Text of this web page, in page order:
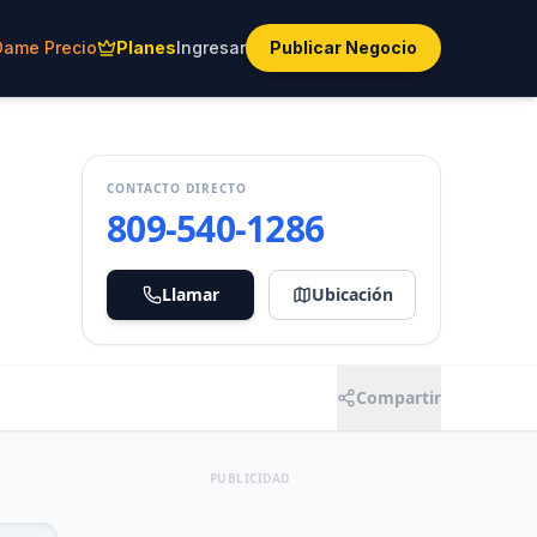
Precio PlanesIngresar Publicar Negocio
CONTACTO DIRECTO
809-540-1286
Llamar Ubicación
Compartir
PUBLICIDAD